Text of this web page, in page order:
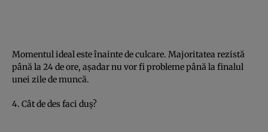
Momentul ideal este înainte de culcare. Majoritatea rezistă
până la 24 de ore, aşadar nu vor fi probleme până la finalul
unei zile de muncă.
4. Cât de des faci duş?